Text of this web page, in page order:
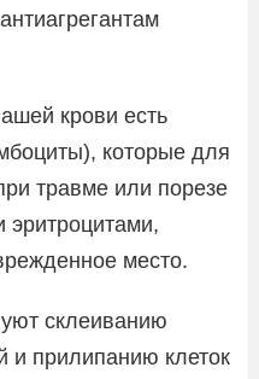
крови есть
которые для
травме или порезе
место.
склеиванию
и прилипанию клеток